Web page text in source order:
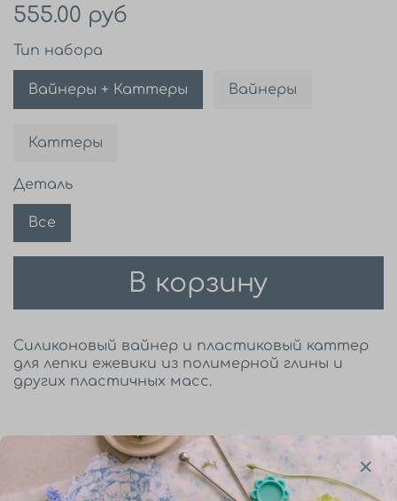
555.00 руб
В корзину
Тип набора
Вайнеры + Каттеры Вайнеры
Каттеры
Деталь
Все
Силиконовый вайнер и пластиковый каттер
для лепки ежевики из полимерной глины и
других пластичных масс.
Описание